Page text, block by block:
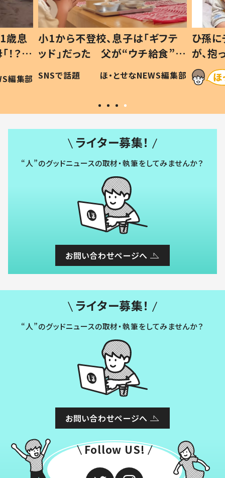
歳息
？」
編集部
小1から不登校、息子は「ギフテ
ッド」だった 父が“ウチ給食”を
作り続ける理由とは #令和の親
#令和の子
SNSで話題 ほ・とせなNEWS編集部
ひ孫
が、
「涙が
い」
ライター募集！
“人”のグッドニュースの取材・執筆をしてみませんか？
お問い合わせページへ
ライター募集！
“人”のグッドニュースの取材・執筆をしてみませんか？
お問い合わせページへ
Follow US!